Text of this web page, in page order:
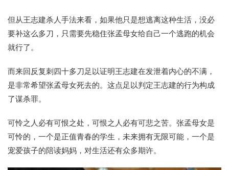
但从王志建杀人手法来看，如果他只是想逃离这种生活，没必
要补这么多刀，只需要先稳住张孟母女给自己一个逃跑的机会
就行了。
而来回反复刺四十多刀足以证明王志建在发泄着内心的不满，
是非常希望张孟母女死去的。这点足以判定王志建的行为构成
了谋杀罪。
可怜之人必有可恨之处，可恨之人必有可悲之苦。张孟母女是
可怜的，一个是正值青春的学生，未来拥有无限可能，一个是
宠爱孩子的陪读妈妈，对生活还有众多期许。